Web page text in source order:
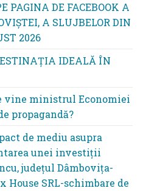
PAGINA DE FACEBOOK A
A SLUJBELOR DIN
2026
IDEALĂ ÎN
vine ministrul Economiei
propagandă?
de mediu asupra
unei investiții
județul Dâmbovița-
House SRL-schimbare de